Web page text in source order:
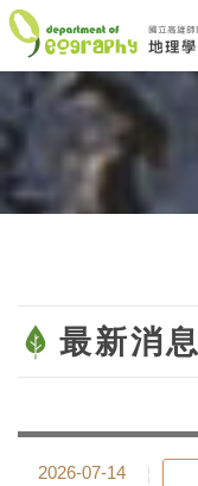
最新消息
2026-07-14